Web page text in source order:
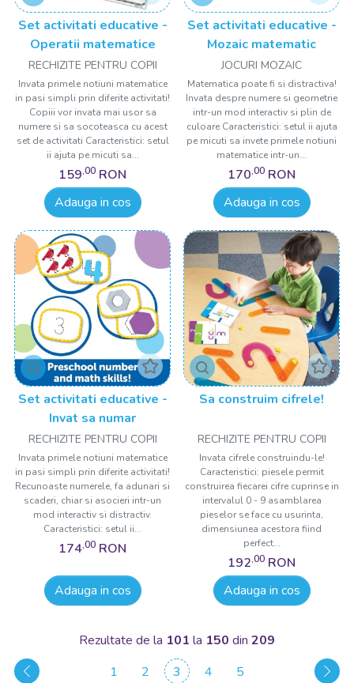
Set activitati educative -
Operatii matematice
RECHIZITE PENTRU COPII
Invata primele notiuni matematice
in pasi simpli prin diferite activitati!
Copiii vor invata mai usor sa
numere si sa socoteasca cu acest
set de activitati Caracteristici: setul
ii ajuta pe micuti sa...
159,00 RON
Adauga in cos
Set activitati educative -
Mozaic matematic
JOCURI MOZAIC
Matematica poate fi si distractiva!
Invata despre numere si geometrie
intr-un mod interactiv si plin de
culoare Caracteristici: setul ii ajuta
pe micuti sa invete primele notiuni
matematice intr-un...
170,00 RON
Adauga in cos
Set activitati educative -
Invat sa numar
RECHIZITE PENTRU COPII
Invata primele notiuni matematice
in pasi simpli prin diferite activitati!
Recunoaste numerele, fa adunari si
scaderi, chiar si asocieri intr-un
mod interactiv si distractiv.
Caracteristici: setul ii...
174,00 RON
Adauga in cos
Sa construim cifrele!
RECHIZITE PENTRU COPII
Invata cifrele construindu-le!
Caracteristici: piesele permit
construirea fiecarei cifre cuprinse in
intervalul 0 - 9 asamblarea
pieselor se face cu usurinta,
dimensiunea acestora fiind
perfect...
192,00 RON
Adauga in cos
Rezultate de la 101 la 150 din 209
1
2 3 4 5